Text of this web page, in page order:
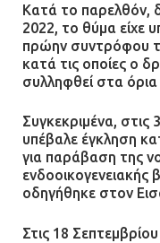
Κατά το παρελθόν,
2022, το θύμα είχε
πρώην συντρόφου
κατά τις οποίες ο
συλληφθεί στα
Συγκεκριμένα, στις
υπέβαλε έγκληση
για παράβαση της
ενδοοικογενειακής
οδηγήθηκε στον
Στις 18